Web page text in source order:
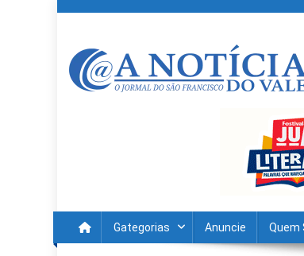
content
Gategorias Anuncie Quem